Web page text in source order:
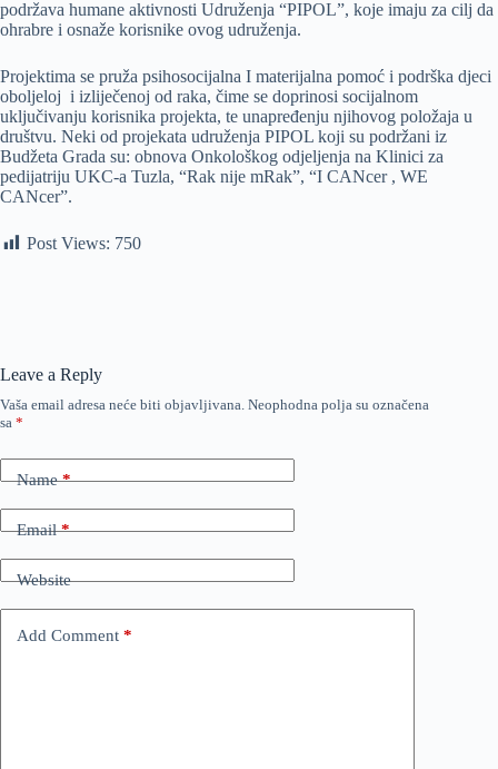
podržava humane aktivnosti Udruženja “PIPOL”, koje imaju za cilj da
ohrabre i osnaže korisnike ovog udruženja.
Projektima se pruža psihosocijalna I materijalna pomoć i podrška djeci
oboljeloj i izliječenoj od raka, čime se doprinosi socijalnom
uključivanju korisnika projekta, te unapređenju njihovog položaja u
društvu. Neki od projekata udruženja PIPOL koji su podržani iz
Budžeta Grada su: obnova Onkološkog odjeljenja na Klinici za
pedijatriju UKC-a Tuzla, “Rak nije mRak”, “I CANcer , WE
CANcer”.
Post Views: 750
Leave a Reply
Vaša email adresa neće biti objavljivana. Neophodna polja su označena
sa *
Name*
Email*
Website
Add Comment *